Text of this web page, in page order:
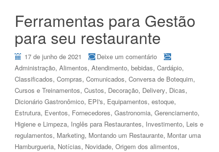
Ferramentas para Gestão
para seu restaurante
17 de junho de 2021
Deixe um comentário
Administração, Alimentos, Atendimento, bebidas, Cardápio,
Classificados, Compras, Comunicados, Conversa de Botequim,
Cursos e Treinamentos, Custos, Decoração, Delivery, Dicas,
Dicionário Gastronômico, EPI's, Equipamentos, estoque,
Estrutura, Eventos, Fornecedores, Gastronomia, Gerenciamento,
Higiene e Limpeza, Inglês para Restaurantes, Investimento, Leis e
regulamentos, Marketing, Montando um Restaurante, Montar uma
Hamburgueria, Notícias, Novidade, Origem dos alimentos,